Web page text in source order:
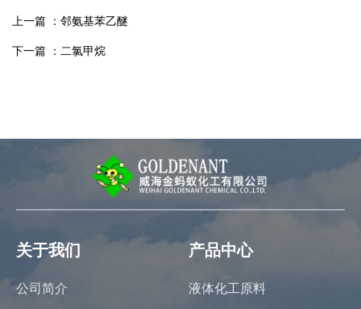
上一篇 ： 邻氨基苯乙醚
下一篇 ： 二氯甲烷
关于我们
公司简介
产品中心
液体化工原料